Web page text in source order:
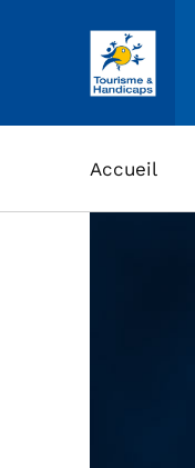
ASSOCIATION TOURISME ET HANDICAPS
Accueil